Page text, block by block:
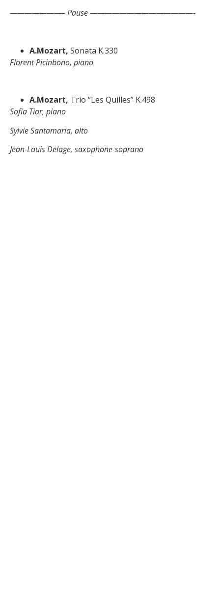
———————– Pause ——————————————-
A.Mozart, Sonata K.330
Florent Picinbono, piano
A.Mozart, Trio “Les Quilles” K.498
Sofia Tiar, piano
Sylvie Santamaria, alto
Jean-Louis Delage, saxophone-soprano